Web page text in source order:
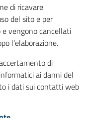
di ricavare
del sito e per
vengono cancellati
l’elaborazione.
di
ai danni del
i dati sui contatti web